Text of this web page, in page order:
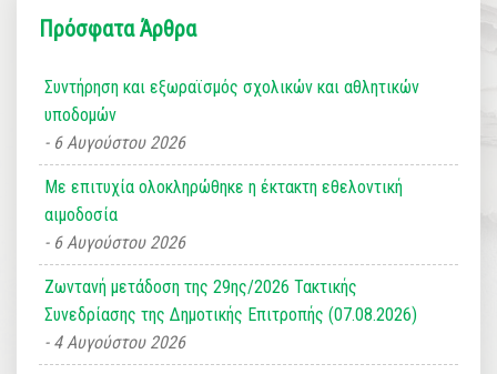
Πρόσφατα Άρθρα
Συντήρηση και εξωραϊσμός σχολικών και αθλητικών
υποδομών
6 Αυγούστου 2026
Με επιτυχία ολοκληρώθηκε η έκτακτη εθελοντική
αιμοδοσία
6 Αυγούστου 2026
Ζωντανή μετάδοση της 29ης/2026 Τακτικής
Συνεδρίασης της Δημοτικής Επιτροπής (07.08.2026)
4 Αυγούστου 2026